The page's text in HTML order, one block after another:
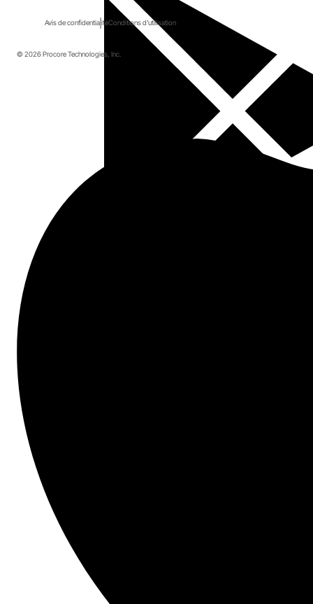
Avis de confidentialitéConditions d'utilisation
© 2026 Procore Technologies, Inc.